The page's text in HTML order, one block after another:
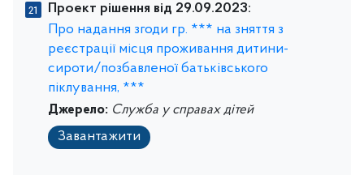
Проект рішення від 29.09.2023:
Про надання згоди гр. *** на зняття з
реєстрації місця проживання дитини-
сироти/позбавленої батьківського
піклування, ***
Джерело: Служба у справах дітей
Завантажити